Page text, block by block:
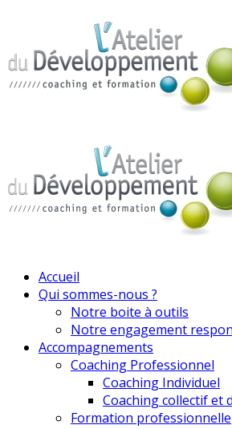
Accueil
Qui sommes-nous ?
Notre boite à outils
Notre engagement
Accompagnements
Coaching Professionnel
Coaching Individuel
Coaching collectif et
Formation professionnelle